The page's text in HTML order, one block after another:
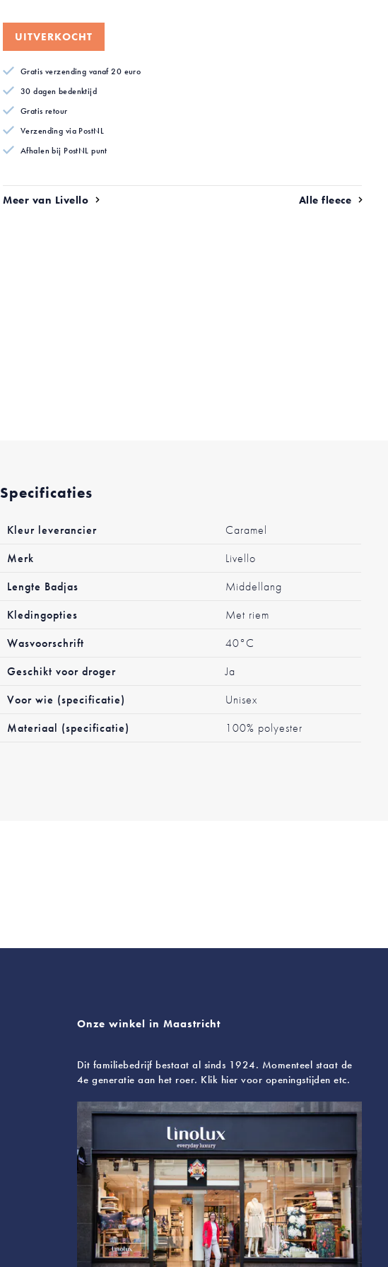
UITVERKOCHT
Gratis verzending vanaf 20 euro
30 dagen bedenktijd
Gratis retour
Verzending via PostNL
Afhalen bij PostNL punt
Meer van Livello Alle fleece
Specificaties
Meer
informatie
Kleur leverancier
Caramel
Merk
Livello
Lengte Badjas
Middellang
Kledingopties
Met riem
Wasvoorschrift
40°C
Geschikt voor droger
Ja
Voor wie (specificatie)
Unisex
Materiaal (specificatie)
100% polyester
Onze winkel in Maastricht
Dit familiebedrijf bestaat al sinds 1924. Momenteel staat de
4e generatie aan het roer. Klik hier voor openingstijden etc.